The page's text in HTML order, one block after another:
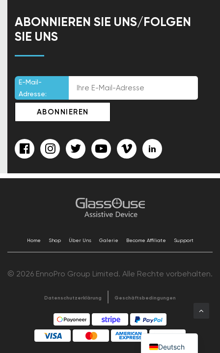
ABONNIEREN SIE UNS/FOLGEN
SIE UNS
E-Mail-
Adresse:
Home Shop Über Uns Galerie Become Affiliate Support
© 2026 EnnoPro Group Limited. Alle Rechte vorbehalten.
Datenschutzerklärung Geschäftsbedingungen
Deutsch